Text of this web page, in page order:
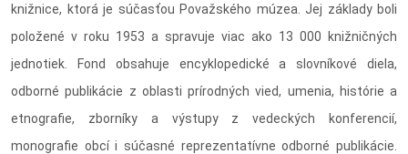
knižnice, ktorá je súčasťou Považského múzea. Jej základy boli
položené v roku 1953 a spravuje viac ako 13 000 knižničných
jednotiek. Fond obsahuje encyklopedické a slovníkové diela,
odborné publikácie z oblasti prírodných vied, umenia, histórie a
etnografie, zborníky a výstupy z vedeckých konferencií,
monografie obcí i súčasné reprezentatívne odborné publikácie.